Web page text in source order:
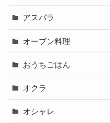
アスパラ
オーブン料理
おうちごはん
オクラ
オシャレ